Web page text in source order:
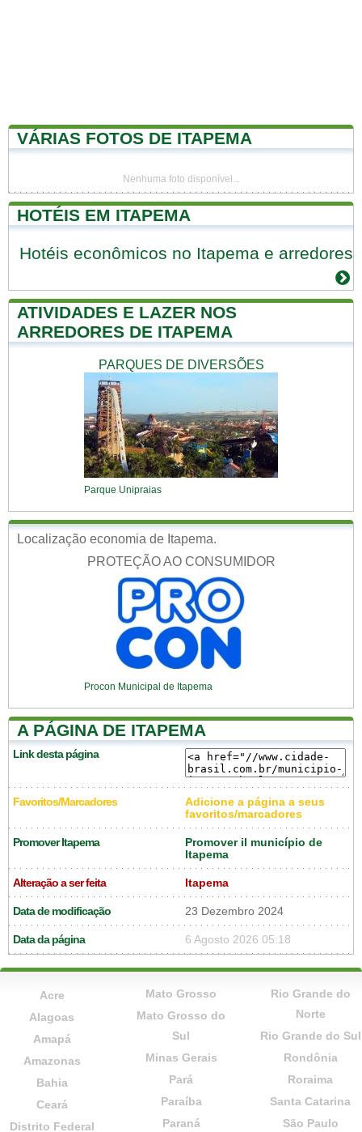
VÁRIAS FOTOS DE ITAPEMA
Nenhuma foto disponível...
HOTÉIS EM ITAPEMA
Hotéis econômicos no Itapema e arredores
ATIVIDADES E LAZER NOS
ARREDORES DE ITAPEMA
PARQUES DE DIVERSÕES
Parque Unipraias
Localização economia de Itapema.
PROTEÇÃO AO CONSUMIDOR
Procon Municipal de Itapema
A PÁGINA DE ITAPEMA
Link desta página
Favoritos/Marcadores
Adicione a página a seus
favoritos/marcadores
Promover Itapema
Promover il município de
Itapema
Alteração a ser feita Itapema
Data de modificação 23 Dezembro 2024
Data da página 6 Agosto 2026 05:18
Acre
Alagoas
Amapá
Amazonas
Bahia
Ceará
Distrito Federal
Mato Grosso
Mato Grosso do
Sul
Minas Gerais
Pará
Paraíba
Paraná
Rio Grande do
Norte
Rio Grande do Sul
Rondônia
Roraima
Santa Catarina
São Paulo